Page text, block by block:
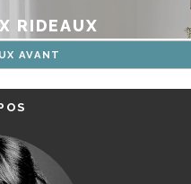
RIDEAUX
AVANT